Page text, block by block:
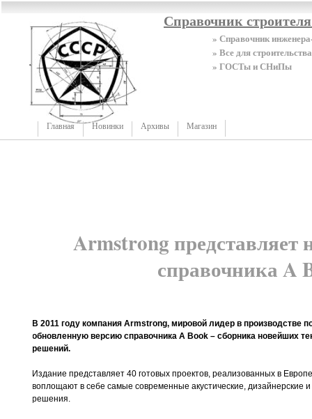
Справочник
» Справочник
» Все для строительства
» ГОСТы и СНиПы
Главная Новинки Архивы Магазин
Armstrong представляет
справочника A
В 2011 году компанияArmstrong, мировой лидер в производстве
обновленную версию справочникаA Book – сборникановейших
решений.
Издание представляет 40 готовых проектов, реализованных в
воплощают в себе самые современные акустические, дизайнерские
решения.